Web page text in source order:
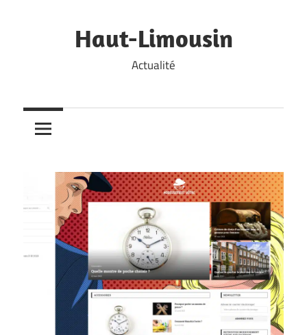
Haut-Limousin
Actualité